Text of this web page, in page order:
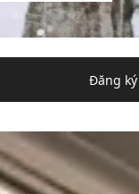
Đăng ký